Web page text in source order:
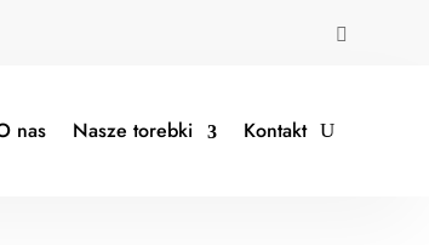

nas Nasze torebki Kontakt